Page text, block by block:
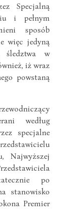
Specjalną
i pełnym
sposób
więc jedyną
śledztwa w
iż wraz
powstaną
według
specjalne
Najwyższej
po
stanowisko
Premier